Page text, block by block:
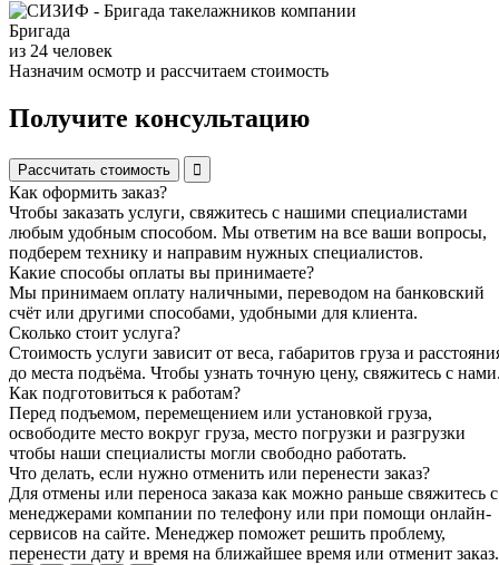
Бригада
из 24 человек
Назначим осмотр и рассчитаем стоимость
Получите консультацию
Рассчитать стоимость
Как оформить заказ?
Чтобы заказать услуги, свяжитесь с нашими специалистами
любым удобным способом. Мы ответим на все ваши вопросы,
подберем технику и направим нужных специалистов.
Какие способы оплаты вы принимаете?
Мы принимаем оплату наличными, переводом на банковский
счёт или другими способами, удобными для клиента.
Сколько стоит услуга?
Стоимость услуги зависит от веса, габаритов груза и
до места подъёма. Чтобы узнать точную цену, свяжитесь с
Как подготовиться к работам?
Перед подъемом, перемещением или установкой груза,
освободите место вокруг груза, место погрузки и разгрузки
чтобы наши специалисты могли свободно работать.
Что делать, если нужно отменить или перенести заказ?
Для отмены или переноса заказа как можно раньше свяжитесь с
менеджерами компании по телефону или при помощи онлайн-
сервисов на сайте. Менеджер поможет решить проблему,
перенести дату и время на ближайшее время или отменит заказ.